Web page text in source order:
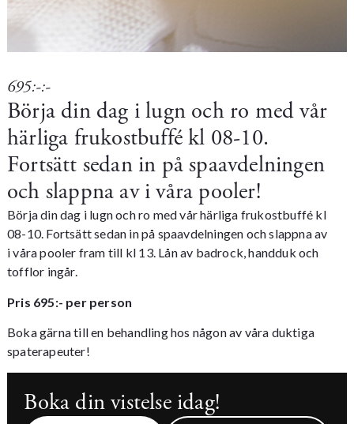
695:-:-
Börja din dag i lugn och ro med vår
härliga frukostbuffé kl 08-10.
Fortsätt sedan in på spaavdelningen
och slappna av i våra pooler!
Börja din dag i lugn och ro med vår härliga frukostbuffé kl
08-10. Fortsätt sedan in på spaavdelningen och slappna av
i våra pooler fram till kl 13. Lån av badrock, handduk och
tofflor ingår.
Pris 695:- per person
Boka gärna till en behandlinghos någon av våra duktiga
spaterapeuter!
Boka din vistelse idag!